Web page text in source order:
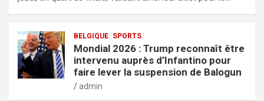
BELGIQUE SPORTS
Mondial 2026 : Trump reconnaît être
intervenu auprès d’Infantino pour
faire lever la suspension de Balogun
admin